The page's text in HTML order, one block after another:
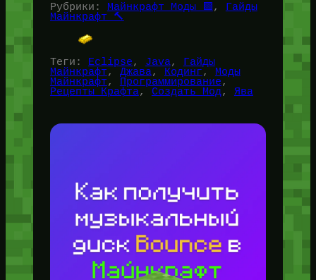
Рубрики:
Майнкрафт Моды 🟩 ,
Гайды
Майнкрафт 🔨
Теги: Eclipse, Java, Гайды
Майнкрафт, Джава, Кодинг, Моды
Майнкрафт, Программирование
Рецепты Крафта, Создать Мод, Ява